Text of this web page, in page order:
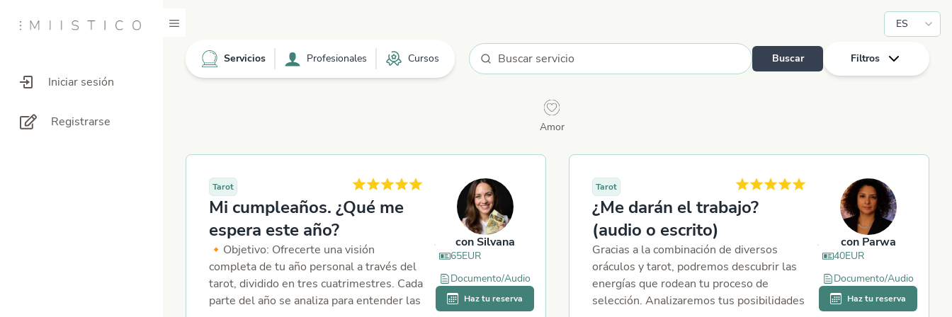
ES
Iniciar sesión
Registrarse
Servicios Profesionales Cursos Buscar Filtros
Amor
Tarot
Mi cumpleaños. ¿Qué me
espera este año?
🔸Objetivo: Ofrecerte una visión
completa de tu año personal a través del
tarot, dividido en tres cuatrimestres. Cada
parte del año se analiza para entender las
con Silvana
65EUR
Documento/Audio
Haz tu reserva
Tarot
¿Me darán el trabajo?
(audio o escrito)
Gracias a la combinación de diversos
oráculos y tarot, podremos descubrir las
energías que rodean tu proceso de
selección. Analizaremos tus posibilidades
con Parwa
40EUR
Documento/Audio
Haz tu reserva